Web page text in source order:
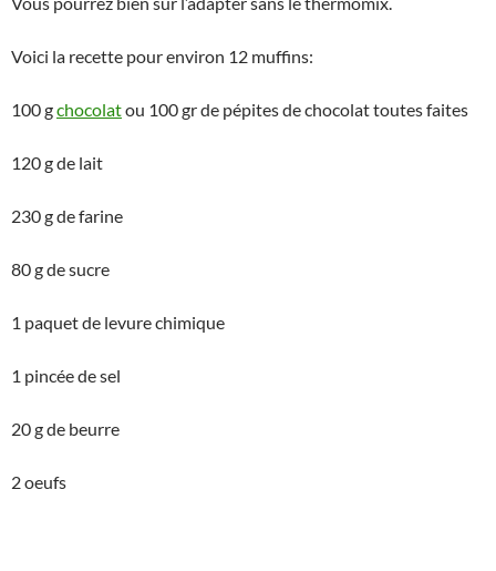
Voici la recette pour environ 12 muffins:
100 gchocolatou 100 gr de pépites de chocolat toutes faites
120 g de lait
230 g de farine
80 g de sucre
1 paquet de levure chimique
1 pincée de sel
20 g de beurre
2 oeufs